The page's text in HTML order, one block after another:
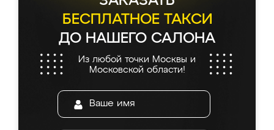
БЕСПЛАТНОЕ ТАКСИ
ДО НАШЕГО САЛОНА
Из любой точки Москвы и
Московской области!